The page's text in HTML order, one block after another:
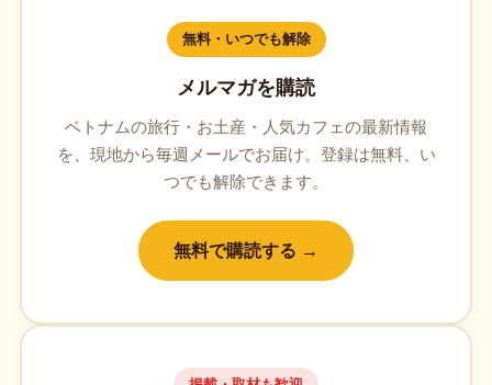
無料・いつでも解除
メルマガを購読
ベトナムの旅行・お土産・人気カフェの最新情報
を、現地から毎週メールでお届け。登録は無料、い
つでも解除できます。
無料で購読する →